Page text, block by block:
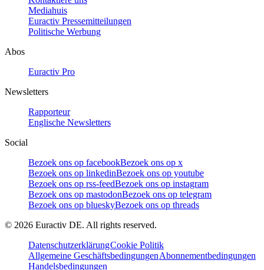
Mediahuis
Euractiv Pressemitteilungen
Politische Werbung
Abos
Euractiv Pro
Newsletters
Rapporteur
Englische Newsletters
Social
Bezoek ons op facebookBezoek ons op x
Bezoek ons op linkedinBezoek ons op youtube
Bezoek ons op rss-feedBezoek ons op instagram
Bezoek ons op mastodonBezoek ons op telegram
Bezoek ons op blueskyBezoek ons op threads
© 2026 Euractiv DE. All rights reserved.
DatenschutzerklärungCookie Politik
Allgemeine GeschäftsbedingungenAbonnementbedingungen
Handelsbedingungen